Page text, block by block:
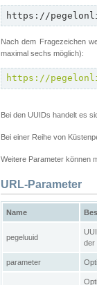
https://
Nach dem Fragezeichen
maximal sechs möglich):
https://
Bei den UUIDs handelt es
Bei einer Reihe von
Weitere Parameter können
URL-Parameter
Name
pegeluuid
der
parameter